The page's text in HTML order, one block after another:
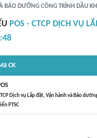
BẢO DƯỠNG CÔNG TRÌNH DẦU
POS - CTCP DỊCH VỤ
CK
Dịch vụ Lắp đặt, Vận hành và Bảo
PTSC